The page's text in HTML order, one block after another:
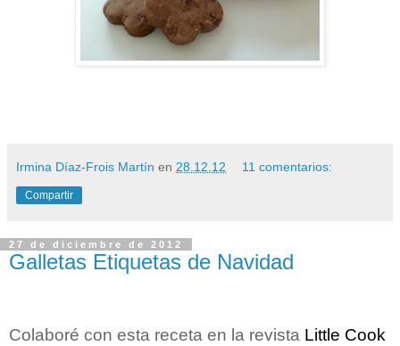
Irmina Díaz-Frois Martín en 28.12.12 11 comentarios:
Compartir
27 de diciembre de 2012
Galletas Etiquetas de Navidad
Colaboré con esta receta en la revista Little Cook